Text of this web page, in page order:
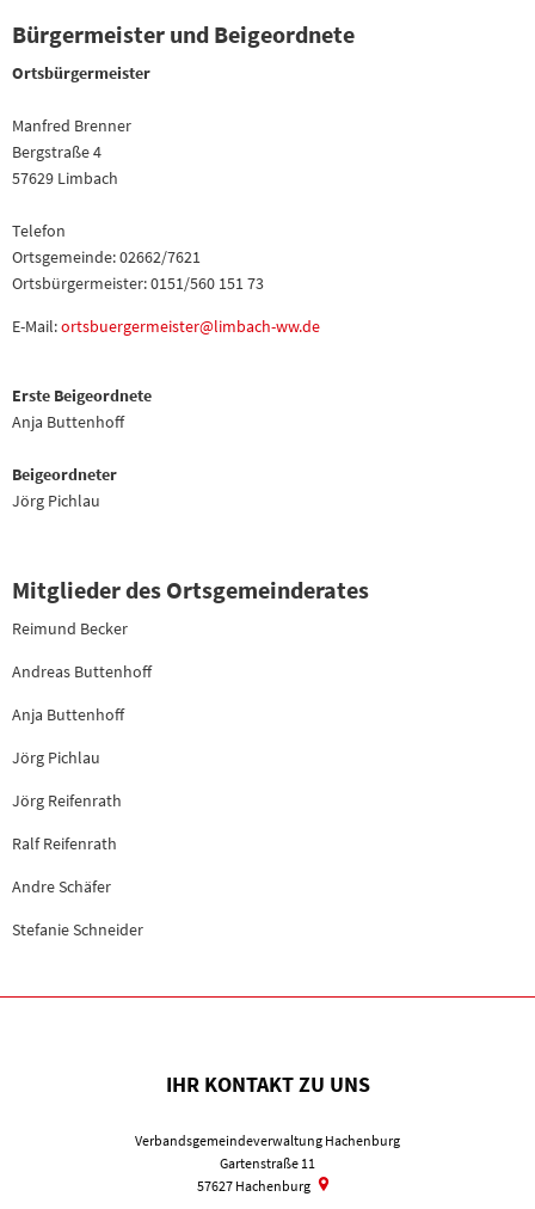
Bürgermeister und Beigeordnete
Ortsbürgermeister
Manfred Brenner
Bergstraße 4
57629 Limbach
Telefon
Ortsgemeinde: 02662/7621
Ortsbürgermeister: 0151/560 151 73
E-Mail:ortsbuergermeister@limbach-ww.de
Erste Beigeordnete
Anja Buttenhoff
Beigeordneter
Jörg Pichlau
Mitglieder des Ortsgemeinderates
Reimund Becker
Andreas Buttenhoff
Anja Buttenhoff
Jörg Pichlau
Jörg Reifenrath
Ralf Reifenrath
Andre Schäfer
Stefanie Schneider
IHR KONTAKT ZU UNS
Verbandsgemeindeverwaltung Hachenburg
Gartenstraße 11
57627 Hachenburg